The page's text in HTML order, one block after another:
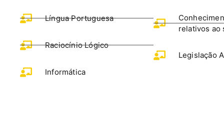
Língua Portuguesa
Raciocínio Lógico
Informática
relativos ao
Legislação